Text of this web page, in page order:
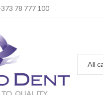
78 777 100